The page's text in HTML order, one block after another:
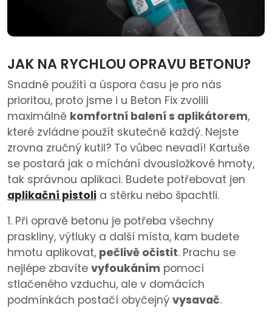
JAK NA RYCHLOU OPRAVU BETONU?
Snadné použití a úspora času je pro nás
prioritou, proto jsme i u Beton Fix zvolili
maximálně komfortní balení s aplikátorem,
které zvládne použít skutečně každý. Nejste
zrovna zručný kutil? To vůbec nevadí! Kartuše
se postará jak o míchání dvousložkové hmoty,
tak správnou aplikaci. Budete potřebovat jen
aplikační pistoli a stěrku nebo špachtli.
1. Při opravě betonu je potřeba všechny
praskliny, výtluky a další místa, kam budete
hmotu aplikovat, pečlivě očistit. Prachu se
nejlépe zbavíte vyfoukáním pomocí
stlačeného vzduchu, ale v domácích
podmínkách postačí obyčejný vysavač.